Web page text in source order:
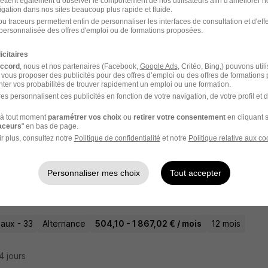
pour Devenir Chargé d'Accueil
- 33 Alternance 1 801,80 € / mois 12 mois
jours
d'Accueil en Alternance -Accueil
- 33 Alternance 504,10 - 1 867,02 € / mois 12 mois
jours
dans nos sites beaucoup plus rapide et fluide.
traceurs permettent enfin de personnaliser les interfaces de consultation et
des offres d'emploi ou de formations proposées.
, nous et nos partenaires (Facebook, Google Ads, Critéo, Bing,) pouvons
proposer des publicités pour des offres d’emploi ou des offres de formations
vos probabilités de trouver rapidement un emploi ou une formation.
personnalisent ces publicités en fonction de votre navigation, de votre profil et
tout moment paramétrer vos choix ou retirer votre consentementen cliquant
" en bas de page.
plus, consultez notre Politique de confidentialité et notre Politique relative aux
Personnaliser mes choix Tout accepter